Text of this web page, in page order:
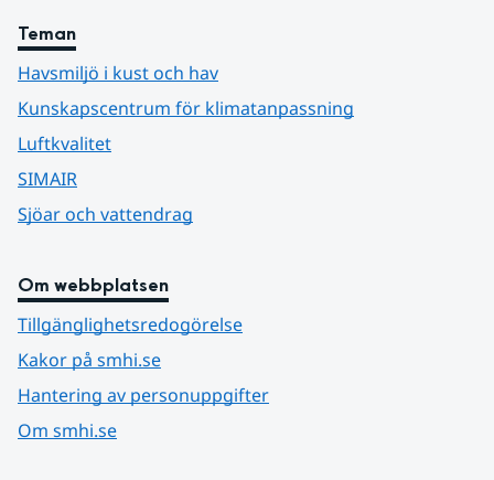
Teman
Havsmiljö i kust och hav
Kunskapscentrum för klimatanpassning
Luftkvalitet
SIMAIR
Sjöar och vattendrag
Om webbplatsen
Tillgänglighetsredogörelse
Kakor på smhi.se
Hantering av personuppgifter
Om smhi.se